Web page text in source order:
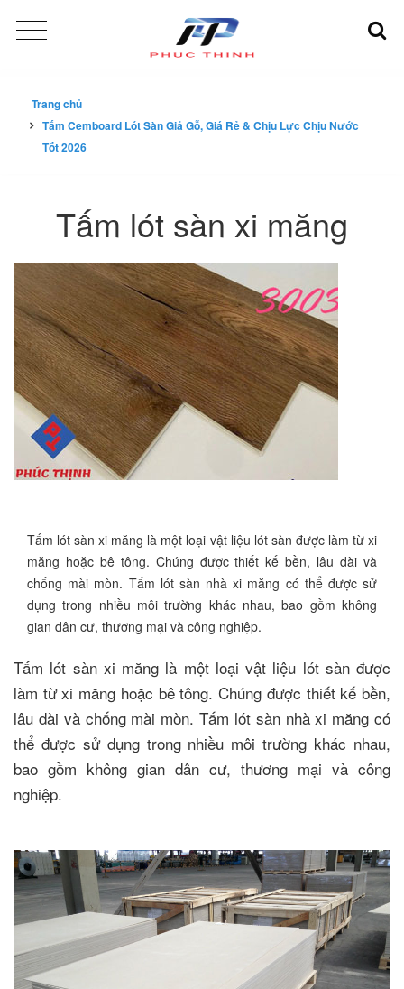
Trang chủ
Tấm Cemboard Lót Sàn Giả Gỗ, Giá Rẻ & Chịu Lực Chịu Nước
Tốt 2026
Tấm lót sàn xi măng
Tấm lót sàn xi măng là một loại vật liệu lót sàn được làm từ xi
măng hoặc bê tông. Chúng được thiết kế bền, lâu dài và
chống mài mòn. Tấm lót sàn nhà xi măng có thể được sử
dụng trong nhiều môi trường khác nhau, bao gồm không
gian dân cư, thương mại và công nghiệp.
Tấm lót sàn xi măng là một loại vật liệu lót sàn được
làm từ xi măng hoặc bê tông. Chúng được thiết kế bền,
lâu dài và chống mài mòn. Tấm lót sàn nhà xi măng có
thể được sử dụng trong nhiều môi trường khác nhau,
bao gồm không gian dân cư, thương mại và công
nghiệp.